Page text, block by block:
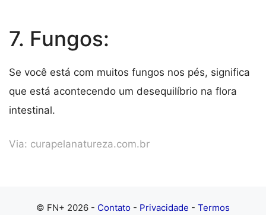
7. Fungos:
Se você está com muitos fungos nos pés, significa
que está acontecendo um desequilíbrio na flora
intestinal.
Via: curapelanatureza.com.br
© FN+ 2026 - Contato - Privacidade - Termos